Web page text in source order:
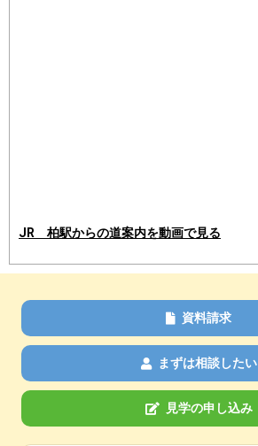
JR 柏駅からの道案内を動画で見る
資料請求
まずは相談したい
見学の申し込み